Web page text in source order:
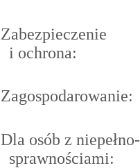
Zabezpieczenie
i ochrona:
Zagospodarowanie:
Dla osób z niepełno-
sprawnościami: